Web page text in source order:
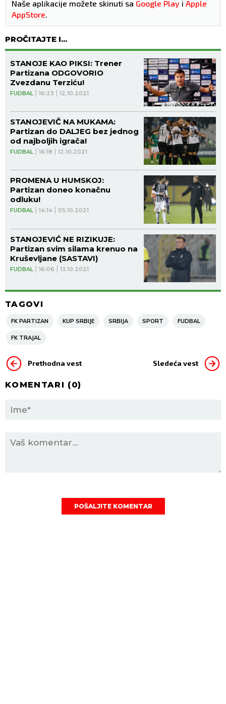
Naše aplikacije možete skinuti sa Google Play i Apple
AppStore.
PROČITAJTE I...
FUDBAL 16:23 12.10.2021
STANOJE KAO PIKSI: Trener
Partizana ODGOVORIO
Zvezdanu Terziću!
FUDBAL 16:18 12.10.2021
STANOJEVIČ NA MUKAMA:
Partizan do DALJEG bez jednog
od najboljih igrača!
FUDBAL 14:14 05.10.2021
PROMENA U HUMSKOJ:
Partizan doneo konačnu
odluku!
FUDBAL 16:06 13.10.2021
STANOJEVIĆ NE RIZIKUJE:
Partizan svim silama krenuo na
Kruševljane (SASTAVI)
TAGOVI
FK PARTIZAN KUP SRBIJE SRBIJA SPORT FUDBAL
FK TRAJAL
Prethodna vest Sledeća vest
KOMENTARI (0)
POŠALJITE KOMENTAR